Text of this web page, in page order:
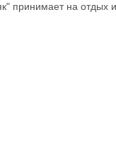
принимает на отдых